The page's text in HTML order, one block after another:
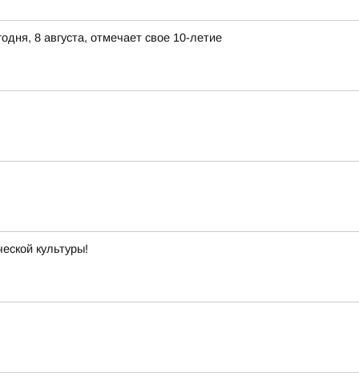
8 августа, отмечает свое 10-летие
культуры!